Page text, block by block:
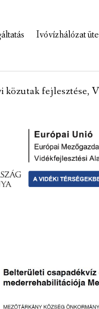
Ivóvízhálózat
fejlesztése,